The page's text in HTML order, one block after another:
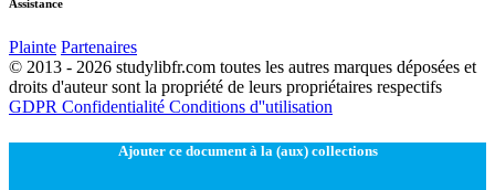
Assistance
Plainte Partenaires
© 2013 - 2026 studylibfr.com toutes les autres marques déposées et
droits d'auteur sont la propriété de leurs propriétaires respectifs
GDPR Confidentialité Conditions d''utilisation
Ajouter ce document à la (aux) collections